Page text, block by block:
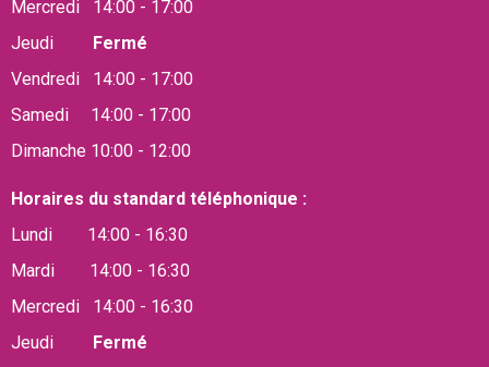
Mercredi 14:00 - 17:00
Jeudi Fermé
Vendredi 14:00 - 17:00
Samedi 14:00 - 17:00
Dimanche 10:00 - 12:00
Horaires du standard téléphonique :
Lundi 14:00 - 16:30
Mardi 14:00 - 16:30
Mercredi 14:00 - 16:30
Jeudi Fermé